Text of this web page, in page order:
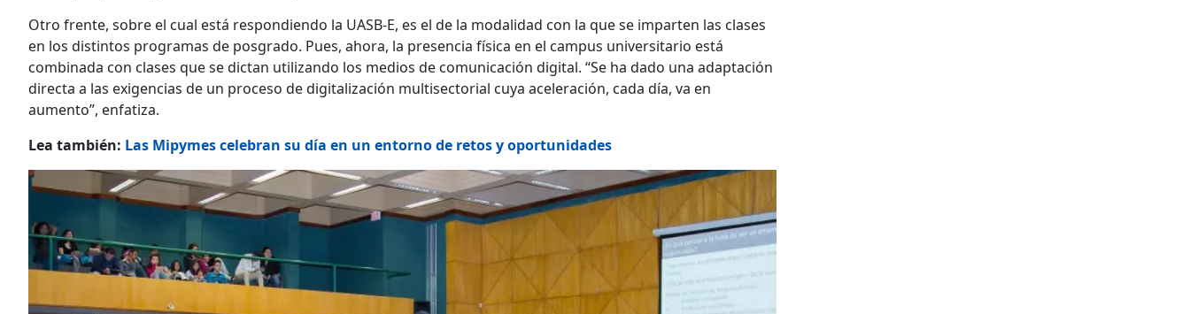
Otro frente, sobre el cual está respondiendo la UASB-E, es el de la modalidad con la que se imparten las clases
en los distintos programas de posgrado. Pues, ahora, la presencia física en el campus universitario está
combinada con clases que se dictan utilizando los medios de comunicación digital. “Se ha dado una adaptación
directa a las exigencias de un proceso de digitalización multisectorial cuya aceleración, cada día, va en
aumento”, enfatiza.
Lea también: Las Mipymes celebran su día en un entorno de retos y oportunidades